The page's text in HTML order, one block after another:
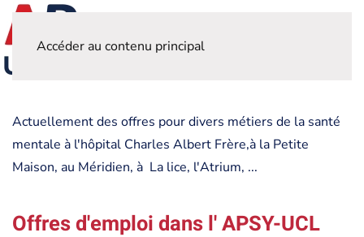
Accéder au contenu principal
Actuellement des offres pour divers métiers de la santé
mentale à l'hôpital Charles Albert Frère,à la Petite
Maison, au Méridien, à La lice, l'Atrium, ...
Offres d'emploi dans l' APSY-UCL